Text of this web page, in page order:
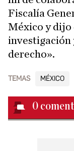
Fiscalía
México y dijo
investigación
derecho».
TEMAS MÉXICO
0